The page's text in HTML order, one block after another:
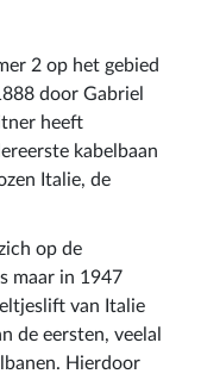
2 op het gebied
door Gabriel
heeft
kabelbaan
Italie, de
op de
maar in 1947
van Italie
de eersten, veelal
Hierdoor